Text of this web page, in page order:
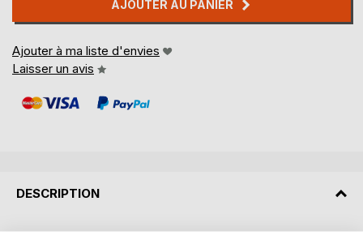
AJOUTER AU PANIER
Ajouter à ma liste d'envies
Laisser un avis
DESCRIPTION